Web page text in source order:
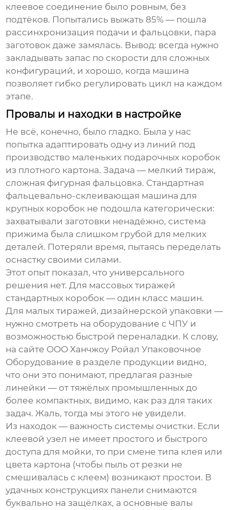
клеевое соединение было ровным, без
подтёков. Попытались выжать 85% — пошла
рассинхронизация подачи и фальцовки, пара
заготовок даже замялась. Вывод: всегда нужно
закладывать запас по скорости для сложных
конфигураций, и хорошо, когда машина
позволяет гибко регулировать цикл на каждом
этапе.
Провалы и находки в настройке
Не всё, конечно, было гладко. Была у нас
попытка адаптировать одну из линий под
производство маленьких подарочных коробок
из плотного картона. Задача — мелкий тираж,
сложная фигурная фальцовка. Стандартная
фальцевально-склеивающая машина для
крупных коробок не подошла категорически:
захватывали заготовки ненадёжно, система
прижима была слишком грубой для мелких
деталей. Потеряли время, пытаясь переделать
оснастку своими силами.
Этот опыт показал, что универсального
решения нет. Для массовых тиражей
стандартных коробок — один класс машин.
Для малых тиражей, дизайнерской упаковки —
нужно смотреть на оборудование с ЧПУ и
возможностью быстрой переналадки. К слову,
на сайте ООО Ханчжоу Ройал Упаковочное
Оборудование в разделе продукции видно,
что они это понимают, предлагая разные
линейки — от тяжёлых промышленных до
более компактных, видимо, как раз для таких
задач. Жаль, тогда мы этого не увидели.
Из находок — важность системы очистки. Если
клеевой узел не имеет простого и быстрого
доступа для мойки, то при смене типа клея или
цвета картона (чтобы пыль от резки не
смешивалась с клеем) возникают простои. В
удачных конструкциях панели снимаются
буквально на защёлках, а основные валы